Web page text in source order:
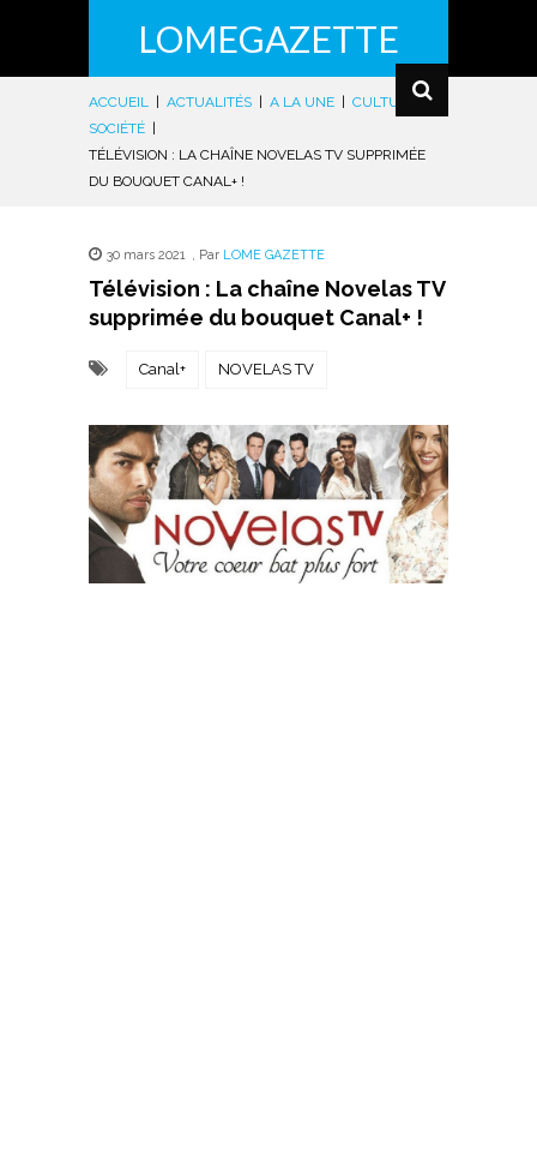
LOMEGAZETTE
ACCUEIL ACTUALITÉS A LA UNE CULTURE
|
SOCIÉTÉ
TÉLÉVISION : LA CHAÎNE NOVELAS TV SUPPRIMÉE
DU BOUQUET CANAL+ !
30 mars 2021 , Par LOME GAZETTE
Télévision : La chaîne Novelas TV
supprimée du bouquet Canal+ !
Canal+ NOVELAS TV